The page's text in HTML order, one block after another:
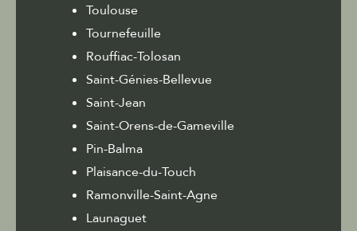
Toulouse
Tournefeuille
Rouffiac-Tolosan
Saint-Génies-Bellevue
Saint-Jean
Saint-Orens-de-Gameville
Pin-Balma
Plaisance-du-Touch
Ramonville-Saint-Agne
Launaguet